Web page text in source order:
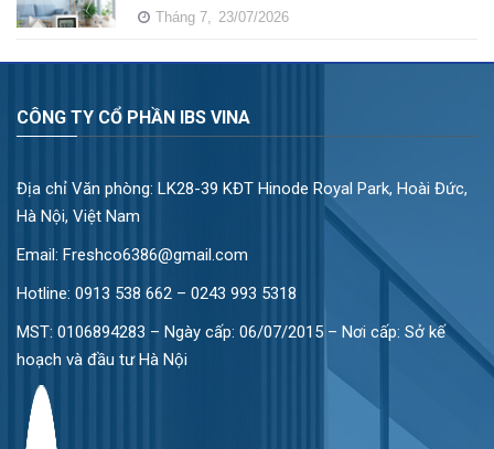
Tháng 7, 23/07/2026
CÔNG TY CỔ PHẦN IBS VINA
Địa chỉ Văn phòng: LK28-39 KĐT Hinode Royal Park, Hoài Đức,
Hà Nội, Việt Nam
Email: Freshco6386@gmail.com
Hotline: 0913 538 662 – 0243 993 5318
MST: 0106894283 – Ngày cấp: 06/07/2015 – Nơi cấp: Sở kế
hoạch và đầu tư Hà Nội